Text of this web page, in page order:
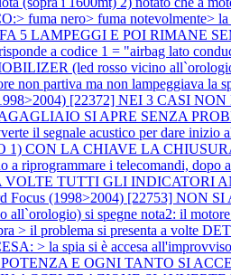
fuma nero> fuma notevolmente>
5 LAMPEGGI E POI RIMANE
a codice 1 = "airbag lato
(led rosso vicino all`orologio)
non partiva ma non lampeggiava la
[22372] NEI 3 CASI
SI APRE SENZA
il segnale acustico per dare inizio
CON LA CHIAVE LA
i telecomandi, dopo
VOLTE TUTTI GLI
Focus (1998>2004) [22753] NON
si spegne nota2: il motore
il problema si presenta a volte
> la spia si è accesa
E OGNI TANTO SI